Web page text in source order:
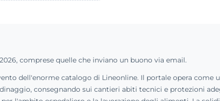
comprese quelle che inviano un buono via email.
dell'enorme catalogo di Lineonline. Il portale opera come
consegnando sui cantieri abiti tecnici e protezioni